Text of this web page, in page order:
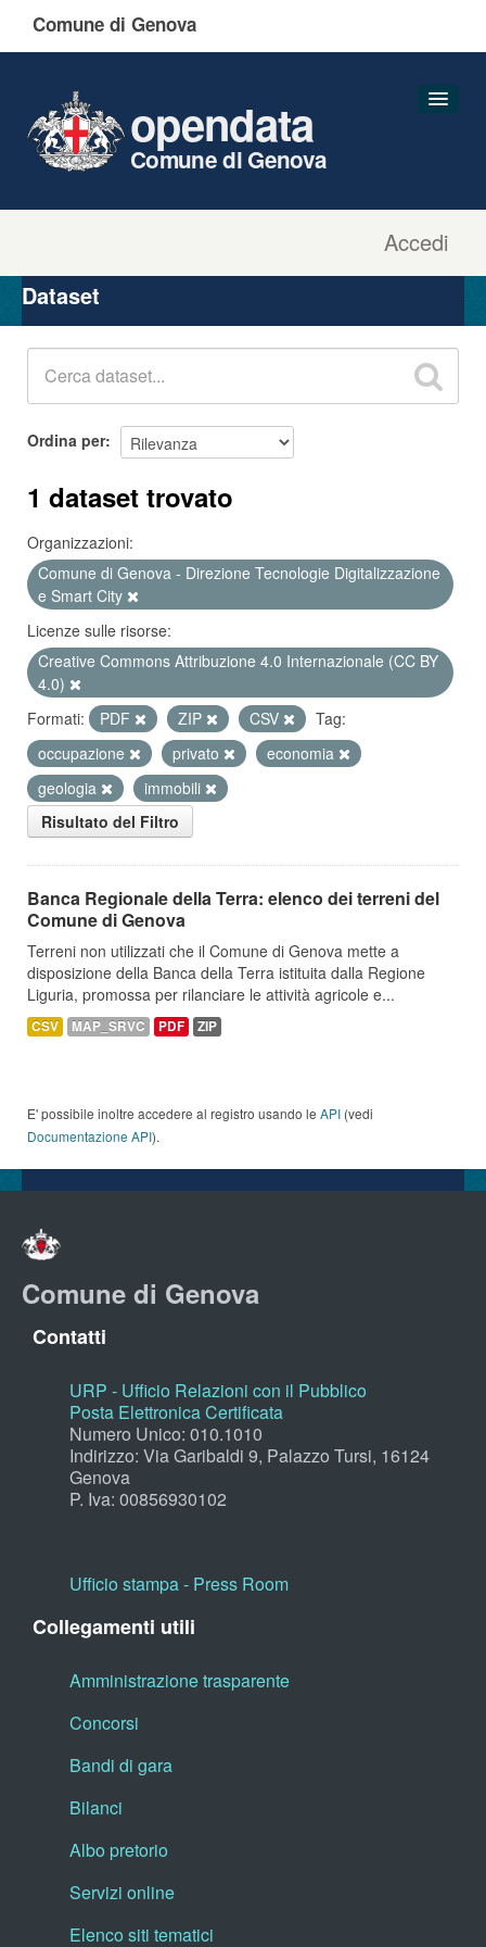
Comune di Genova
Accedi
opendata
Comune di Genova
Organizzazioni
Gruppi
Dataset
Ordina per
1 dataset trovato
Organizzazioni:
Comune di Genova - Direzione Tecnologie Digitalizzazione
e Smart City
Licenze sulle risorse:
Creative Commons Attribuzione 4.0 Internazionale (CC BY
4.0)
Formati:
PDF ZIP CSV
Tag:
occupazione
privato
economia
geologia
immobili
Risultato del Filtro
Banca Regionale della Terra: elenco dei terreni del
Comune di Genova
Terreni non utilizzati che il Comune di Genova mette a
disposizione della Banca della Terra istituita dalla Regione
Liguria, promossa per rilanciare le attività agricole e...
CSV MAP_SRVC PDF ZIP
E' possibile inoltre accedere al registro usando le API (vedi
Documentazione API).
Comune di Genova
Contatti
URP - Ufficio Relazioni con il Pubblico
Posta Elettronica Certificata
Numero Unico: 010.1010
Indirizzo: Via Garibaldi 9, Palazzo Tursi, 16124
Genova
P. Iva: 00856930102
Ufficio stampa - Press Room
Collegamenti utili
Amministrazione trasparente
Concorsi
Bandi di gara
Bilanci
Albo pretorio
Servizi online
Elenco siti tematici